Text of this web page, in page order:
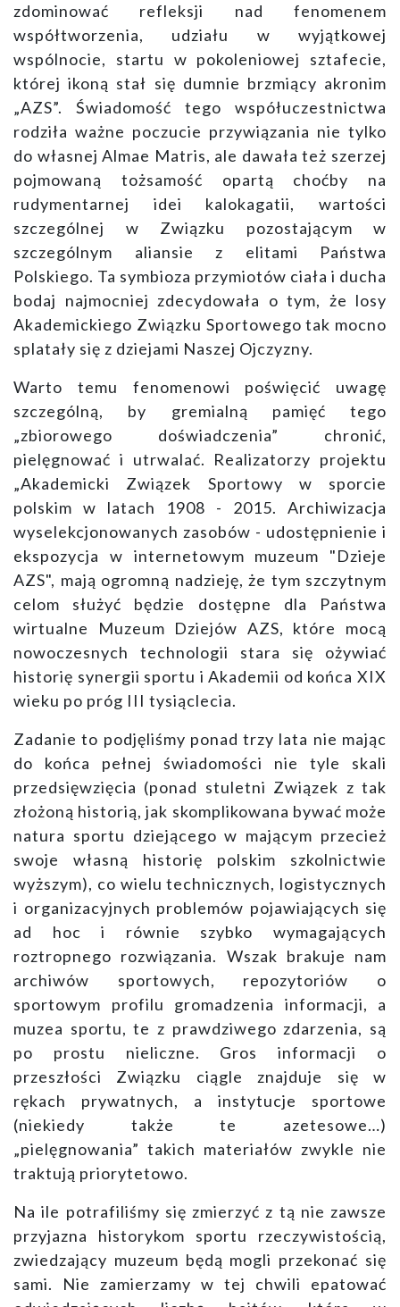
zdominować refleksji nad fenomenem
współtworzenia, udziału w wyjątkowej
wspólnocie, startu w pokoleniowej sztafecie,
której ikoną stał się dumnie brzmiący akronim
„AZS”. Świadomość tego współuczestnictwa
rodziła ważne poczucie przywiązania nie tylko
do własnej Almae Matris, ale dawała też szerzej
pojmowaną tożsamość opartą choćby na
rudymentarnej idei kalokagatii, wartości
szczególnej w Związku pozostającym w
szczególnym aliansie z elitami Państwa
Polskiego. Ta symbioza przymiotów ciała i ducha
bodaj najmocniej zdecydowała o tym, że losy
Akademickiego Związku Sportowego tak mocno
splatały się z dziejami Naszej Ojczyzny.
Warto temu fenomenowi poświęcić uwagę
szczególną, by gremialną pamięć tego
„zbiorowego doświadczenia” chronić,
pielęgnować i utrwalać. Realizatorzy projektu
„Akademicki Związek Sportowy w sporcie
polskim w latach 1908 - 2015. Archiwizacja
wyselekcjonowanych zasobów - udostępnienie i
ekspozycja w internetowym muzeum "Dzieje
AZS", mają ogromną nadzieję, że tym szczytnym
celom służyć będzie dostępne dla Państwa
wirtualne Muzeum Dziejów AZS, które mocą
nowoczesnych technologii stara się ożywiać
historię synergii sportu i Akademii od końca XIX
wieku po próg III tysiąclecia.
Zadanie to podjęliśmy ponad trzy lata nie mając
do końca pełnej świadomości nie tyle skali
przedsięwzięcia (ponad stuletni Związek z tak
złożoną historią, jak skomplikowana bywać może
natura sportu dziejącego w mającym przecież
swoje własną historię polskim szkolnictwie
wyższym), co wielu technicznych, logistycznych
i organizacyjnych problemów pojawiających się
ad hoc i równie szybko wymagających
roztropnego rozwiązania. Wszak brakuje nam
archiwów sportowych, repozytoriów o
sportowym profilu gromadzenia informacji, a
muzea sportu, te z prawdziwego zdarzenia, są
po prostu nieliczne. Gros informacji o
przeszłości Związku ciągle znajduje się w
rękach prywatnych, a instytucje sportowe
(niekiedy także te azetesowe…)
„pielęgnowania” takich materiałów zwykle nie
traktują priorytetowo.
Na ile potrafiliśmy się zmierzyć z tą nie zawsze
przyjazna historykom sportu rzeczywistością,
zwiedzający muzeum będą mogli przekonać się
sami. Nie zamierzamy w tej chwili epatować